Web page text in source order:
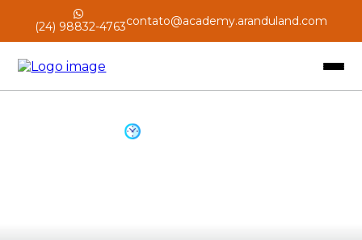
(24) 98832-4763contato@academy.aranduland.com
Course name